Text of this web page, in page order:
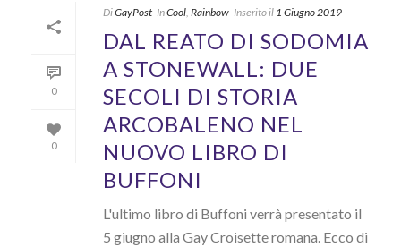
0
0
DiGayPost InCool, Rainbow Inserito il 1 Giugno 2019
DAL REATO DI SODOMIA
A STONEWALL: DUE
SECOLI DI STORIA
ARCOBALENO NEL
NUOVO LIBRO DI
BUFFONI
L'ultimo libro di Buffoni verrà presentato il
5 giugno alla Gay Croisette romana. Ecco di